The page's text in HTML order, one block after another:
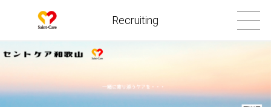
Recruiting